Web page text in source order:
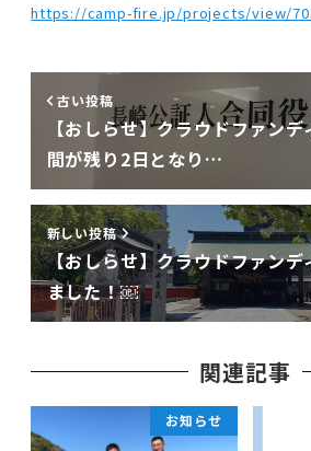
https://camp-fire.jp/projects/view/
古い投稿
【おしらせ】クラウドファン
間が残り2日となり…
新しい投稿
【おしらせ】クラウドファンデ
ました！￼
関連記事
お知らせ